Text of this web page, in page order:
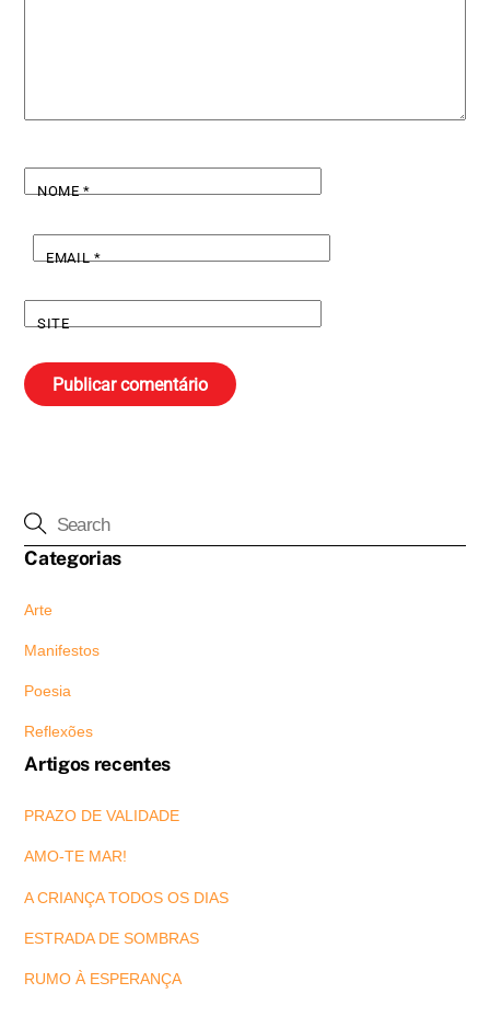
NOME*
EMAIL*
SITE
Categorias
Arte
Manifestos
Poesia
Reflexões
Artigos recentes
PRAZO DE VALIDADE
AMO-TE MAR!
A CRIANÇA TODOS OS DIAS
ESTRADA DE SOMBRAS
RUMO À ESPERANÇA